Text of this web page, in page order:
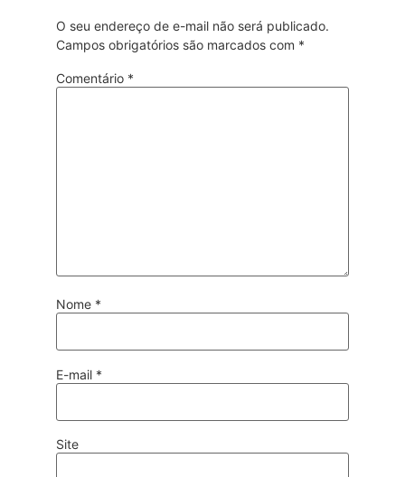
O seu endereço de e-mail não será publicado.
Campos obrigatórios são marcados com *
Comentário *
Nome *
E-mail *
Site